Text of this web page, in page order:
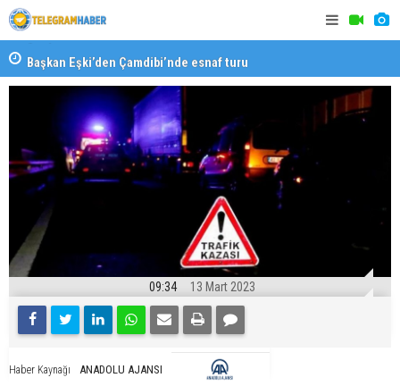
Başkan Eşki’den Çamdibi’nde esnaf turu
09:34 13 Mart 2023
Haber Kaynağı ANADOLU AJANSI